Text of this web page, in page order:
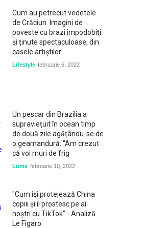
Cum au petrecut vedetele
de Crăciun. Imagini de
poveste cu brazi împodobiţi
şi ţinute spectaculoase, din
casele artiştilor
Lifestyle februarie 6, 2022
Un pescar din Brazilia a
supraviețuit în ocean timp
de două zile agățându-se de
o geamandură: "Am crezut
că voi muri de frig
Lume februarie 10, 2022
"Cum își protejează China
copiii și îi prostesc pe ai
noștri cu TikTok" - Analiză
Le Figaro